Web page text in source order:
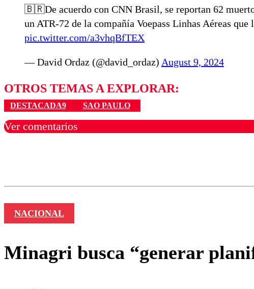
🇧🇷De acuerdo con CNN Brasil, se reportan 62
un ATR-72 de la compañía Voepass Linhas Aéreas
pic.twitter.com/a3vhqBfTEX
— David Ordaz (@david_ordaz) August 9, 2024
OTROS TEMAS A EXPLORAR:
DESTACADA9 SAO PAULO
Ver comentarios
NACIONAL
Minagri busca “generar